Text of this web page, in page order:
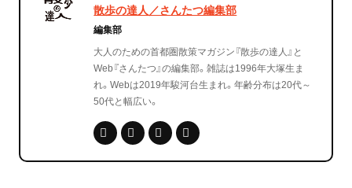
散歩の達人／さんたつ編集部
編集部
大人のための首都圏散策マガジン『散歩の達人』と
Web『さんたつ』の編集部。雑誌は1996年大塚生ま
れ。Webは2019年駿河台生まれ。年齢分布は20代～
50代と幅広い。